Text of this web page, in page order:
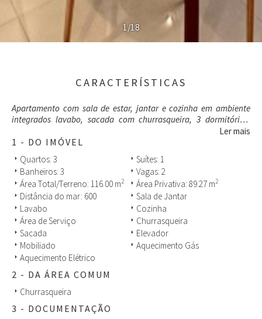
1/18
CARACTERÍSTICAS
Apartamento com sala de estar, jantar e cozinha em ambiente
integrados lavabo, sacada com churrasqueira, 3 dormitórios,
sendo 1 com churrasqueira, 2 vagas de garagem. Imóvel com
excelente localização, próximo padaria farmácia, mercado,
restaurante e comércio local, condomínio com espaço gourmet e
piscina. Agende sua visita com nossos consultores imobiliários!
Ler mais
1 - DO IMÓVEL
arrow_right Quartos: 3 arrow_right Suítes: 1
arrow_right Banheiros: 3 arrow_right Vagas: 2
arrow_right Área Total/Terreno: 116.00 m2 arrow_right Área Privativa: 89.27 m2
arrow_right Distância do mar: 600 arrow_right Sala de Jantar
arrow_right Lavabo arrow_right Cozinha
arrow_right Área de Serviço arrow_right Churrasqueira
arrow_right Sacada arrow_right Elevador
arrow_right Mobiliado arrow_right Aquecimento Gás
arrow_right Aquecimento Elétrico
2 - DA ÁREA COMUM
arrow_right Churrasqueira
3 - DOCUMENTAÇÃO